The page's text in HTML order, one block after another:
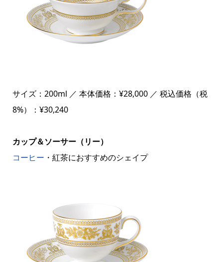
サイズ：200ml ／ 本体価格：¥28,000 ／ 税込価格（税
8%）：¥30,240
カップ＆ソーサー（リー）
コーヒー ・紅茶におすすめのシェイプ